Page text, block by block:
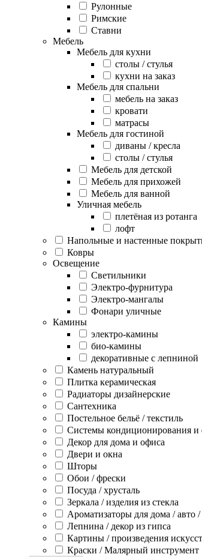
Рулонные
Римские
Ставни
Мебель
Мебель для кухни
столы / стулья
кухни на заказ
Мебель для спальни
мебель на заказ
кровати
матрасы
Мебель для гостиной
диваны / кресла
столы / стулья
Мебель для детской
Мебель для прихожей
Мебель для ванной
Уличная мебель
плетёная из ротанга
лофт
Напольные и настенные
Ковры
Освещение
Светильники
Электро-фурнитура
Электро-мангалы
Фонари уличные
Камины
электро-камины
био-камины
декоративные с лепниной
Камень натуральный
Плитка керамическая
Радиаторы дизайнерские
Сантехника
Постельное бельё / текстиль
Системы кондиционирования и
Декор для дома и офиса
Двери и окна
Шторы
Обои / фрески
Посуда / хрусталь
Зеркала / изделия из стекла
Ароматизаторы для дома / авто /
Лепнина / декор из гипса
Картины / произведения
Краски / Малярный инструмент